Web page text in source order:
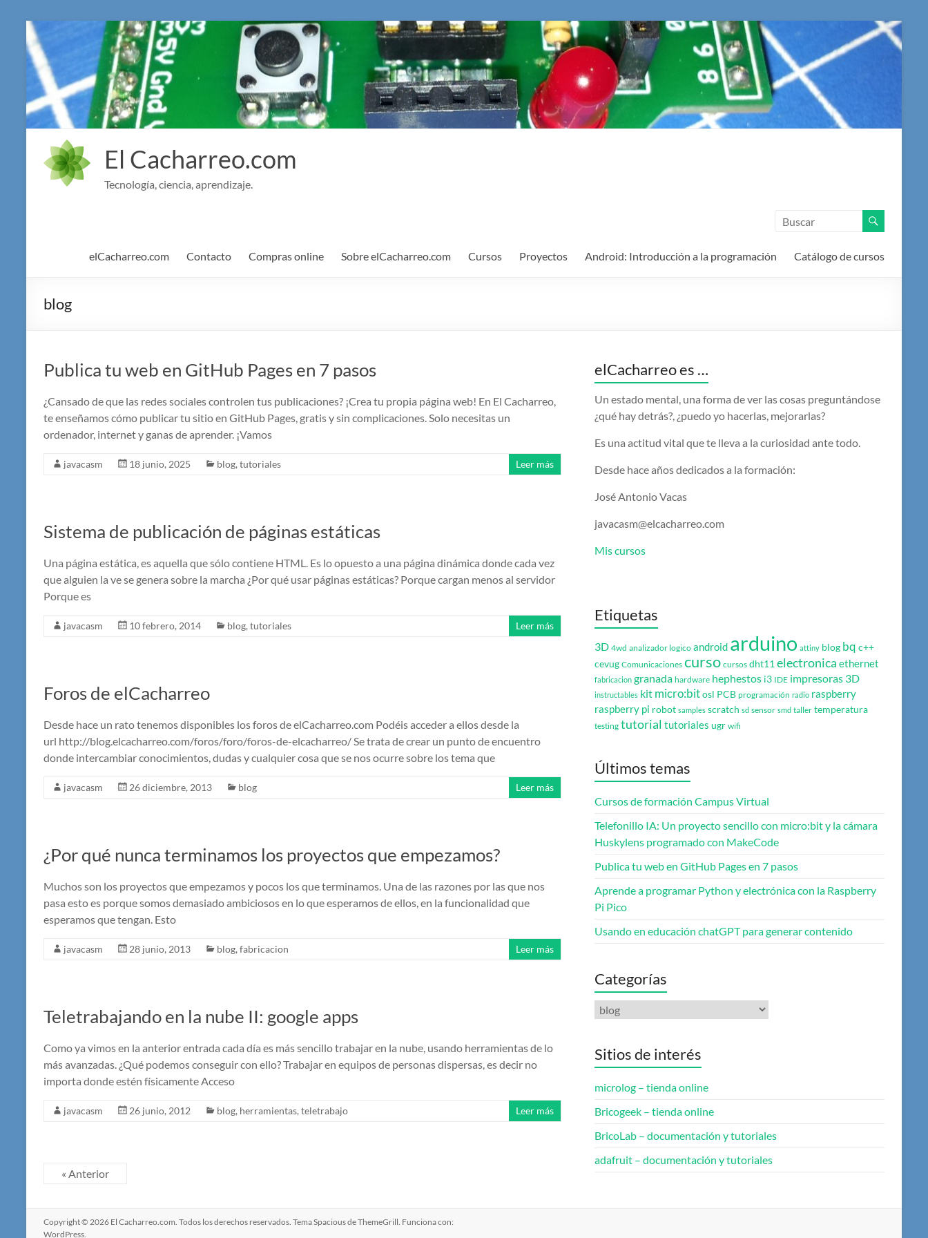
Saltar
al
contenido
El Cacharreo.com
Tecnología, ciencia, aprendizaje.
elCacharreo.com Contacto Compras online Sobre elCacharreo.com Cursos Proyectos Android: Introducción a la programación Catálogo de cursos
blog
Publica tu web en GitHub Pages en 7 pasos
¿Cansado de que las redes sociales controlen tus publicaciones? ¡Crea tu propia página web! En El Cacharreo,
te enseñamos cómo publicar tu sitio en GitHub Pages, gratis y sin complicaciones. Solo necesitas un
ordenador, internet y ganas de aprender. ¡Vamos
javacasm 18 junio, 2025 blog, tutoriales Leer más
Sistema de publicación de páginas estáticas
Una página estática, es aquella que sólo contiene HTML. Es lo opuesto a una página dinámica donde cada vez
que alguien la ve se genera sobre la marcha ¿Por qué usar páginas estáticas? Porque cargan menos al servidor
Porque es
javacasm 10 febrero, 2014 blog, tutoriales Leer más
Foros de elCacharreo
Desde hace un rato tenemos disponibles los foros de elCacharreo.com Podéis acceder a ellos desde la
url http://blog.elcacharreo.com/foros/foro/foros-de-elcacharreo/ Se trata de crear un punto de encuentro
donde intercambiar conocimientos, dudas y cualquier cosa que se nos ocurre sobre los tema que
javacasm 26 diciembre, 2013 blog Leer más
¿Por qué nunca terminamos los proyectos que empezamos?
Muchos son los proyectos que empezamos y pocos los que terminamos. Una de las razones por las que nos
pasa esto es porque somos demasiado ambiciosos en lo que esperamos de ellos, en la funcionalidad que
esperamos que tengan. Esto
javacasm 28 junio, 2013 blog, fabricacion Leer más
Teletrabajando en la nube II: google apps
Como ya vimos en la anterior entrada cada día es más sencillo trabajar en la nube, usando herramientas de lo
más avanzadas. ¿Qué podemos conseguir con ello? Trabajar en equipos de personas dispersas, es decir no
importa donde estén físicamente Acceso
javacasm 26 junio, 2012 blog, herramientas, teletrabajo Leer más
« Anterior
elCacharreo es …
Un estado mental, una forma de ver las cosas preguntándose
¿qué hay detrás?, ¿puedo yo hacerlas, mejorarlas?
Es una actitud vital que te lleva a la curiosidad ante todo.
Desde hace años dedicados a la formación:
José Antonio Vacas
javacasm@elcacharreo.com
Mis cursos
Etiquetas
3D 4wd analizador logico android arduino attiny blog bq c++
cevug Comunicaciones curso cursos dht11 electronica ethernet
fabricacion granada hardware hephestos i3 IDE impresoras 3D
instructables kit micro:bitosl PCB programación radio raspberry
raspberry pi robot samples scratch sd sensor smd taller temperatura
testing tutorial tutoriales ugr wifi
Últimos temas
Cursos de formación Campus Virtual
Telefonillo IA: Un proyecto sencillo con micro:bit y la cámara
Huskylens programado con MakeCode
Publica tu web en GitHub Pages en 7 pasos
Aprende a programar Python y electrónica con la Raspberry
Pi Pico
Usando en educación chatGPT para generar contenido
Categorías
Categorías
Sitios de interés
microlog – tienda online
Bricogeek – tienda online
BricoLab – documentación y tutoriales
adafruit – documentación y tutoriales
Copyright © 2026 El Cacharreo.com. Todos los derechos reservados. TemaSpaciousde ThemeGrill. Funciona con:
WordPress.